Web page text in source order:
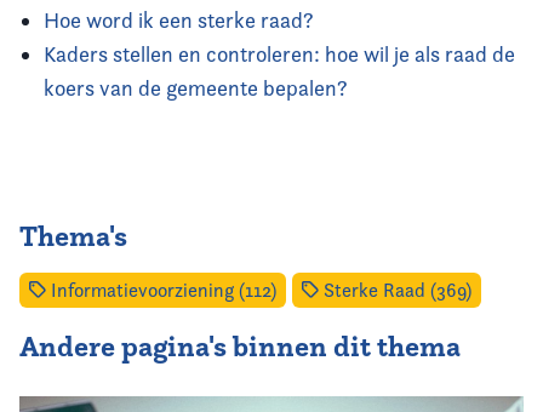
Hoe word ik een sterke raad?
Kaders stellen en controleren: hoe wil je als raad de
koers van de gemeente bepalen?
Thema's
Informatievoorziening (112) Sterke Raad (369)
Andere pagina's binnen dit thema